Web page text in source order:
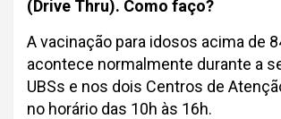
(Drive Thru). Como faço?
A vacinação para idosos acima de
acontece normalmente durante a
UBSs e nos dois Centros de
no horário das 10h às 16h.